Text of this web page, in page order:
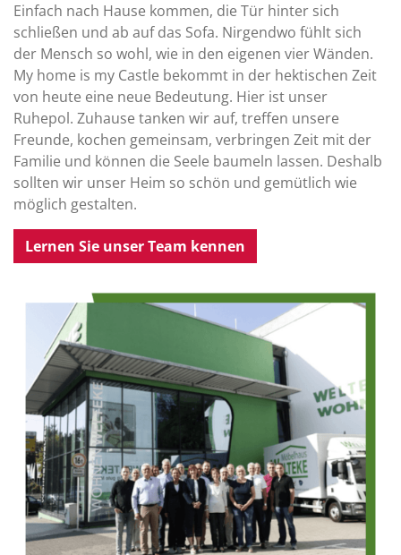
Einfach nach Hause kommen, die Tür hinter sich
schließen und ab auf das Sofa. Nirgendwo fühlt sich
der Mensch so wohl, wie in den eigenen vier Wänden.
My home is my Castle bekommt in der hektischen Zeit
von heute eine neue Bedeutung. Hier ist unser
Ruhepol. Zuhause tanken wir auf, treffen unsere
Freunde, kochen gemeinsam, verbringen Zeit mit der
Familie und können die Seele baumeln lassen. Deshalb
sollten wir unser Heim so schön und gemütlich wie
möglich gestalten.
Lernen Sie unser Team kennen